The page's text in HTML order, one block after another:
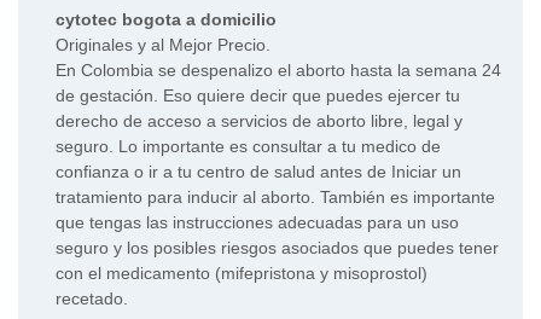
cytotec bogota a domicilio
Originales y al Mejor Precio.
En Colombia se despenalizo el aborto hasta la semana 24
de gestación. Eso quiere decir que puedes ejercer tu
derecho de acceso a servicios de aborto libre, legal y
seguro. Lo importante es consultar a tu medico de
confianza o ir a tu centro de salud antes de Iniciar un
tratamiento para inducir al aborto. También es importante
que tengas las instrucciones adecuadas para un uso
seguro y los posibles riesgos asociados que puedes tener
con el medicamento (mifepristona y misoprostol)
recetado.